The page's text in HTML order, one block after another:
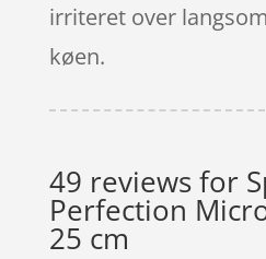
irriteret over
køen.
49 reviews for
Perfection
25 cm